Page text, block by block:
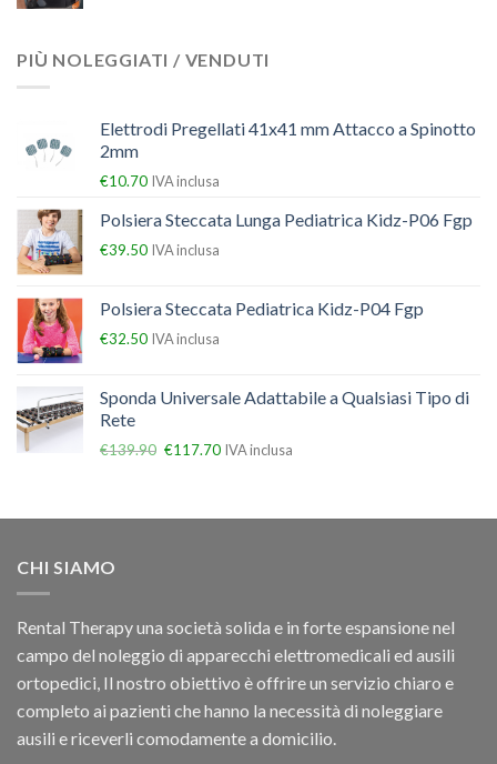
PIÙ NOLEGGIATI / VENDUTI
Elettrodi Pregellati 41x41 mm Attacco a Spinotto
2mm
€10.70 IVA inclusa
Polsiera Steccata Lunga Pediatrica Kidz-P06 Fgp
€39.50 IVA inclusa
Polsiera Steccata Pediatrica Kidz-P04 Fgp
€32.50 IVA inclusa
Sponda Universale Adattabile a Qualsiasi Tipo di
Rete
€139.90 €117.70 IVA inclusa
CHI SIAMO
Rental Therapy una società solida e in forte espansione nel
campo del noleggio di apparecchi elettromedicali ed ausili
ortopedici, Il nostro obiettivo è offrire un servizio chiaro e
completo ai pazienti che hanno la necessità di noleggiare
ausili e riceverli comodamente a domicilio.